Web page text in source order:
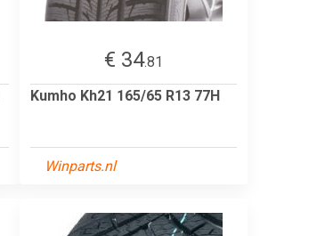
€ 34.81
Kumho Kh21 165/65 R13 77H
Winparts.nl